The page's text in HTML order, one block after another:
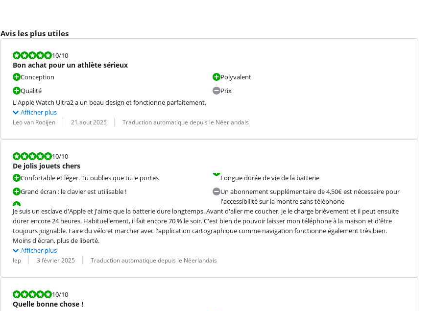
Avis les plus utiles
La note est 10 sur 10.
10/10
Bon achat pour un athlète sérieux
Conception
Qualité
Polyvalent
Prix
L'Apple Watch Ultra2 a un beau design et fonctionne parfaitement.
Afficher plus
Évaluation par :
Leo van Rooijen
Date : 21 aout 2025
Traduction : Traduction automatique depuis le Néerlandais
La note est 10 sur 10.
10/10
De jolis jouets chers
Confortable et léger. Tu oublies que tu le portes
Grand écran : le clavier est utilisable !
Longue durée de vie de la batterie
Un abonnement supplémentaire de 4,50€ est nécessaire pour
l'accessibilité sur la montre sans téléphone
Je suis un esclave d'Apple et j'aime que la batterie dure longtemps. Avant d'aller me coucher, je le charge brièvement et il peut ensuite
durer encore 24 heures. Habituellement, il fait encore 70 % le soir. C'est bien de pouvoir laisser mon téléphone à la maison et d'être
toujours joignable. Faire du vélo et marcher avec l'application cartographique comme navigation fonctionne également très bien.
Moins d'écran, plus de liberté.
Afficher plus
Évaluation par :
Iep
Date : 3 février 2025
Traduction : Traduction automatique depuis le Néerlandais
La note est 10 sur 10.
10/10
Quelle bonne chose !